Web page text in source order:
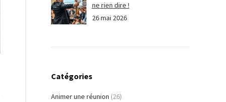
ne rien dire !
26 mai 2026
Catégories
Animer une réunion (26)